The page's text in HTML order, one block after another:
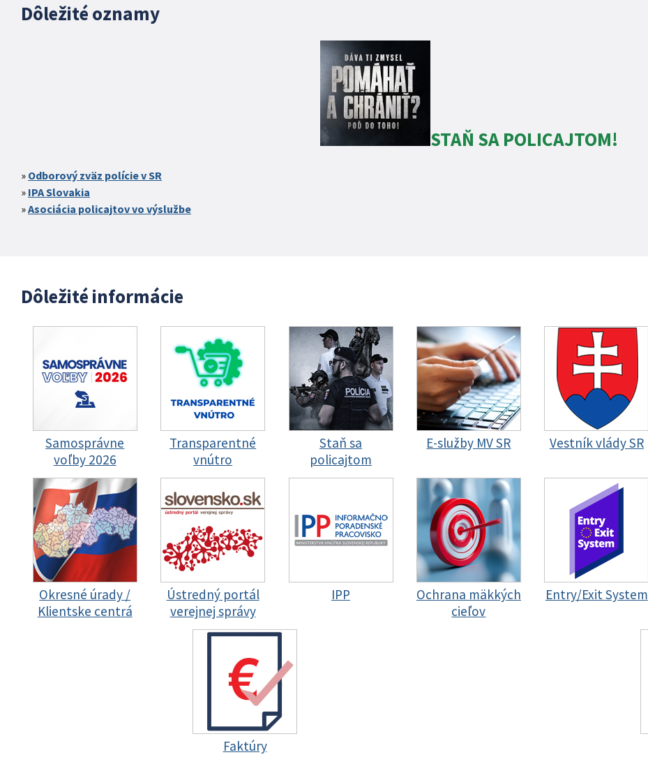
Dôležité oznamy
STAŇ SA POLICAJTOM!
Odborový zväz polície v SR
IPA Slovakia
Asociácia policajtov vo výslužbe
Dôležité informácie
Samosprávne
voľby 2026
Transparentné
vnútro
Staň sa
policajtom
E-služby MV SR Vestník vlády SR
Okresné úrady /
Klientske centrá
Ústredný portál
verejnej správy
IPP
Ochrana mäkkých
cieľov
Entry/Exit System
Faktúry